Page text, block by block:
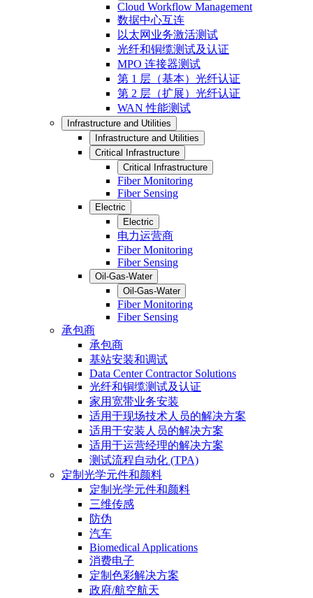
Cloud Workflow Management
数据中心互连
以太网业务激活测试
光纤和铜缆测试及认证
MPO 连接器测试
第 1 层（基本）光纤认证
第 2 层（扩展）光纤认证
WAN 性能测试
Infrastructure and Utilities
Infrastructure and Utilities
Critical Infrastructure
Critical Infrastructure
Fiber Monitoring
Fiber Sensing
Electric
Electric
电力运营商
Fiber Monitoring
Fiber Sensing
Oil-Gas-Water
Oil-Gas-Water
Fiber Monitoring
Fiber Sensing
承包商
承包商
基站安装和调试
Data Center Contractor Solutions
光纤和铜缆测试及认证
家用宽带业务安装
适用于现场技术人员的解决方案
适用于安装人员的解决方案
适用于运营经理的解决方案
测试流程自动化 (TPA)
定制光学元件和颜料
定制光学元件和颜料
三维传感
防伪
汽车
Biomedical Applications
消费电子
定制色彩解决方案
政府/航空航天